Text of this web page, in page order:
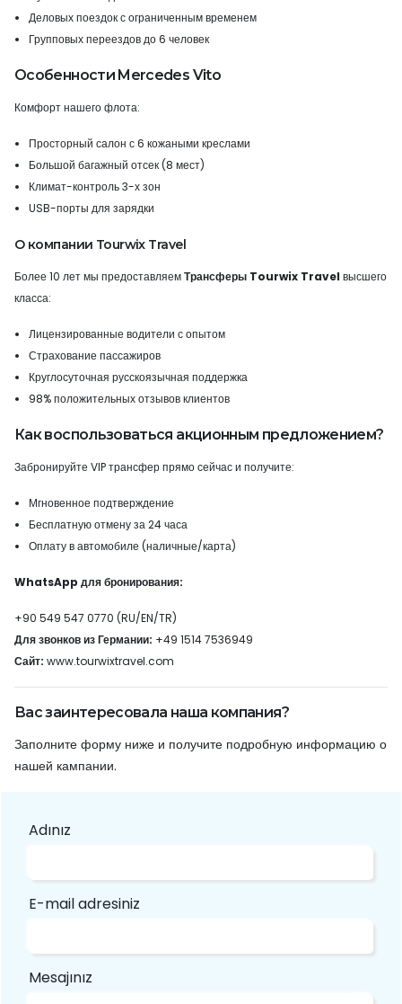
Деловых поездок с ограниченным временем
Групповых переездов до 6 человек
Особенности Mercedes Vito
Комфорт нашего флота:
Просторный салон с 6 кожаными креслами
Большой багажный отсек (8 мест)
Климат-контроль 3-х зон
USB-порты для зарядки
О компании Tourwix Travel
Более 10 лет мы предоставляемТрансферы Tourwix Travel высшего
класса:
Лицензированные водители с опытом
Страхование пассажиров
Круглосуточная русскоязычная поддержка
98% положительных отзывов клиентов
Как воспользоваться акционным предложением?
Забронируйте VIP трансфер прямо сейчас и получите:
Мгновенное подтверждение
Бесплатную отмену за 24 часа
Оплату в автомобиле (наличные/карта)
WhatsApp для бронирования:
+90 549 547 0770 (RU/EN/TR)
Для звонков из Германии: +49 1514 7536949
Сайт: www.tourwixtravel.com
Вас заинтересовала наша компания?
Заполните форму ниже и получите подробную информацию о
нашей кампании.
Adınız
E-mail adresiniz
Mesajınız